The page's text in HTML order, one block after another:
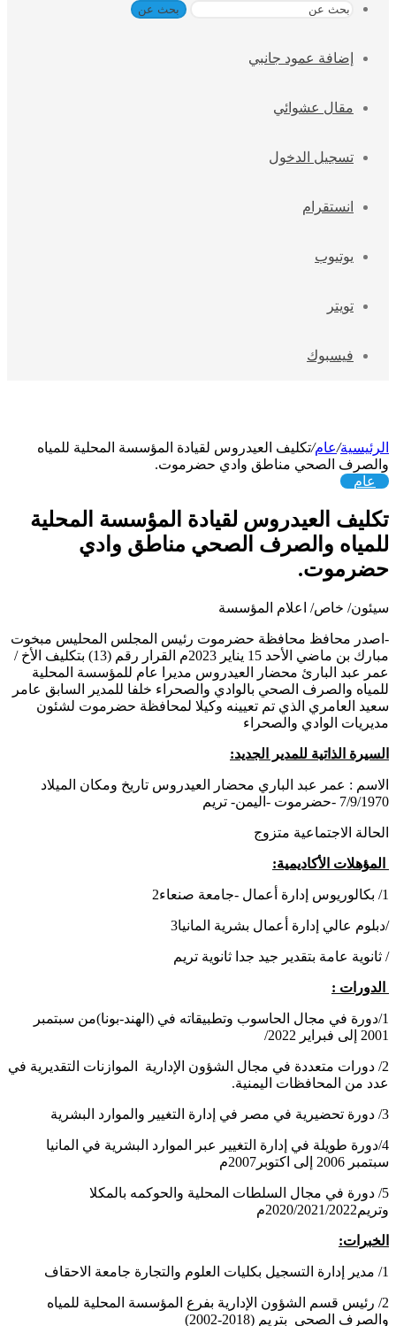
بحث عن
إضافة عمود جانبي
مقال عشوائي
تسجيل الدخول
انستقرام
يوتيوب
تويتر
فيسبوك
الرئيسية/عام/تكليف العيدروس لقيادة المؤسسة المحلية للمياه
والصرف الصحي مناطق وادي حضرموت.
عام
تكليف العيدروس لقيادة المؤسسة المحلية
للمياه والصرف الصحي مناطق وادي
حضرموت.
سيئون/ خاص/ اعلام المؤسسة
-اصدر محافظ محافظة حضرموت رئيس المجلس المحليس مبخوت
مبارك بن ماضي الأحد 15 يناير 2023م القرار رقم (13) بتكليف الأخ /
عمر عبد البارئ محضار العيدروس مديرا عام للمؤسسة المحلية
للمياه والصرف الصحي بالوادي والصحراء خلفا للمدير السابق عامر
سعيد العامري الذي تم تعيينه وكيلا لمحافظة حضرموت لشئون
مديريات الوادي والصحراء
السيرة الذاتية للمدير الجديد:
الاسم : عمر عبد الباري محضار العيدروس تاريخ ومكان الميلاد
7/9/1970 -حضرموت -اليمن- تريم
الحالة الاجتماعية متزوج
المؤهلات الأكاديمية:
1/ بكالوريوس إدارة أعمال -جامعة صنعاء2
/دبلوم عالي إدارة أعمال بشرية المانيا3
/ ثانوية عامة بتقدير جيد جدا ثانوية تريم
الدورات :
1/دورة في مجال الحاسوب وتطبيقاته في (الهند-بونا)من سبتمبر
2001 إلى فبراير 2022/
2/ دورات متعددة في مجال الشؤون الإدارية الموازنات التقديرية في
عدد من المحافظات اليمنية.
3/ دورة تحضيرية في مصر في إدارة التغيير والموارد البشرية
4/دورة طويلة في إدارة التغيير عبر الموارد البشرية في المانيا
سبتمبر 2006 إلى اكتوبر2007م
5/ دورة في مجال السلطات المحلية والحوكمه بالمكلا
وتريم2020/2021/2022م
الخبرات:
1/ مدير إدارة التسجيل بكليات العلوم والتجارة جامعة الاحقاف
2/ رئيس قسم الشؤون الإدارية بفرع المؤسسة المحلية للمياه
والصرف الصحي بتريم (2018-2002)